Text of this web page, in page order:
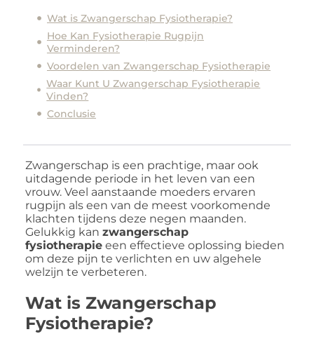
Wat is Zwangerschap Fysiotherapie?
Hoe Kan Fysiotherapie Rugpijn
Verminderen?
Voordelen van Zwangerschap Fysiotherapie
Waar Kunt U Zwangerschap Fysiotherapie
Vinden?
Conclusie
Zwangerschap is een prachtige, maar ook
uitdagende periode in het leven van een
vrouw. Veel aanstaande moeders ervaren
rugpijn als een van de meest voorkomende
klachten tijdens deze negen maanden.
Gelukkig kan zwangerschap
fysiotherapie een effectieve oplossing bieden
om deze pijn te verlichten en uw algehele
welzijn te verbeteren.
Wat is Zwangerschap
Fysiotherapie?